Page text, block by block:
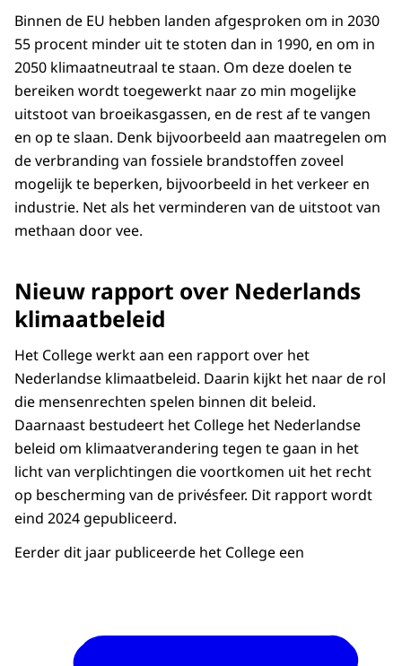
Binnen de EU hebben landen afgesproken om in 2030
55 procent minder uit te stoten dan in 1990, en om in
2050 klimaatneutraal te staan. Om deze doelen te
bereiken wordt toegewerkt naar zo min mogelijke
uitstoot van broeikasgassen, en de rest af te vangen
en op te slaan. Denk bijvoorbeeld aan maatregelen om
de verbranding van fossiele brandstoffen zoveel
mogelijk te beperken, bijvoorbeeld in het verkeer en
industrie. Net als het verminderen van de uitstoot van
methaan door vee.
Nieuw rapport over Nederlands
klimaatbeleid
Het College werkt aan een rapport over het
Nederlandse klimaatbeleid. Daarin kijkt het naar de rol
die mensenrechten spelen binnen dit beleid.
Daarnaast bestudeert het College het Nederlandse
beleid om klimaatverandering tegen te gaan in het
licht van verplichtingen die voortkomen uit het recht
op bescherming van de privésfeer. Dit rapport wordt
eind 2024 gepubliceerd.
Eerder dit jaar publiceerde het College een